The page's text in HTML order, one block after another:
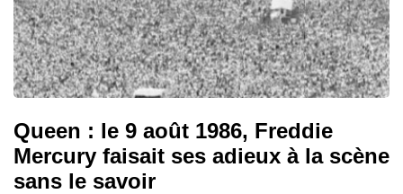
Queen : le 9 août 1986, Freddie
Mercury faisait ses adieux à la scène
sans le savoir